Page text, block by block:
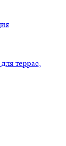
террас,